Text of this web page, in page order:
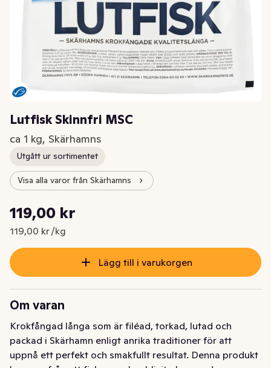
Lutfisk Skinnfri MSC
ca 1 kg, Skärhamns
Utgått ur sortimentet
Visa alla varor från Skärhamns
Nuvarande pris är: 119,00 kr
119,00 kr
119,00 kr /kg
Styckpris: 119,00 kr /kg
Lägg till i varukorgen
Om varan
Krokfångad långa som är filéad, torkad, lutad och
packad i Skärhamn enligt anrika traditioner för att
uppnå ett perfekt och smakfullt resultat. Denna produkt